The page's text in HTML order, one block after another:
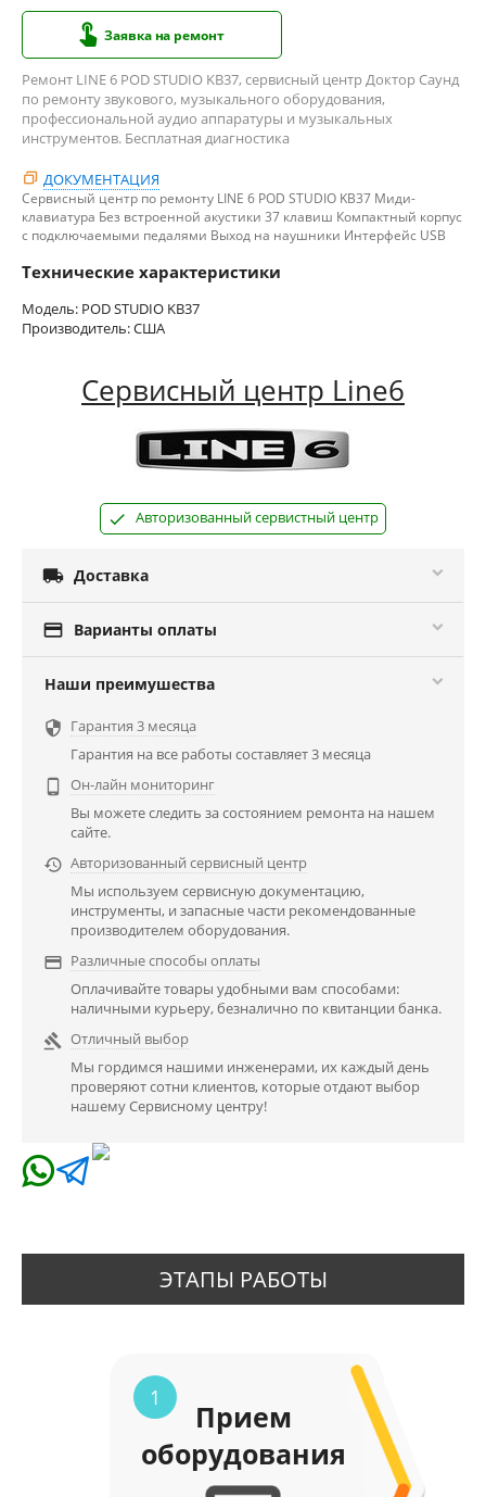
Заявка на ремонт
Ремонт LINE 6 POD STUDIO KB37, сервисный центр Доктор Саунд
по ремонту звукового, музыкального оборудования,
профессиональной аудио аппаратуры и музыкальных
инструментов. Бесплатная диагностика
ДОКУМЕНТАЦИЯ
Сервисный центр по ремонту LINE 6 POD STUDIO KB37 Миди-
клавиатура Без встроенной акустики 37 клавиш Компактный корпус
с подключаемыми педалями Выход на наушники Интерфейс USB
Технические характеристики
Модель: POD STUDIO KB37
Производитель: США
Сервисный центр Line6
Авторизованный сервистный центр
 Доставка
 Варианты оплаты
Наши преимушества
 Гарантия 3 месяца
Гарантия на все работы составляет 3 месяца

Он-лайн мониторинг
Вы можете следить за состоянием ремонта на нашем
сайте.
 Авторизованный сервисный центр
Мы используем сервисную документацию,
инструменты, и запасные части рекомендованные
производителем оборудования.
 Различные способы оплаты
Оплачивайте товары удобными вам способами:
наличными курьеру, безналично по квитанции банка.
 Отличный выбор
Мы гордимся нашими инженерами, их каждый день
проверяют сотни клиентов, которые отдают выбор
нашему Сервисному центру!
ЭТАПЫ РАБОТЫ
1
Прием
оборудования